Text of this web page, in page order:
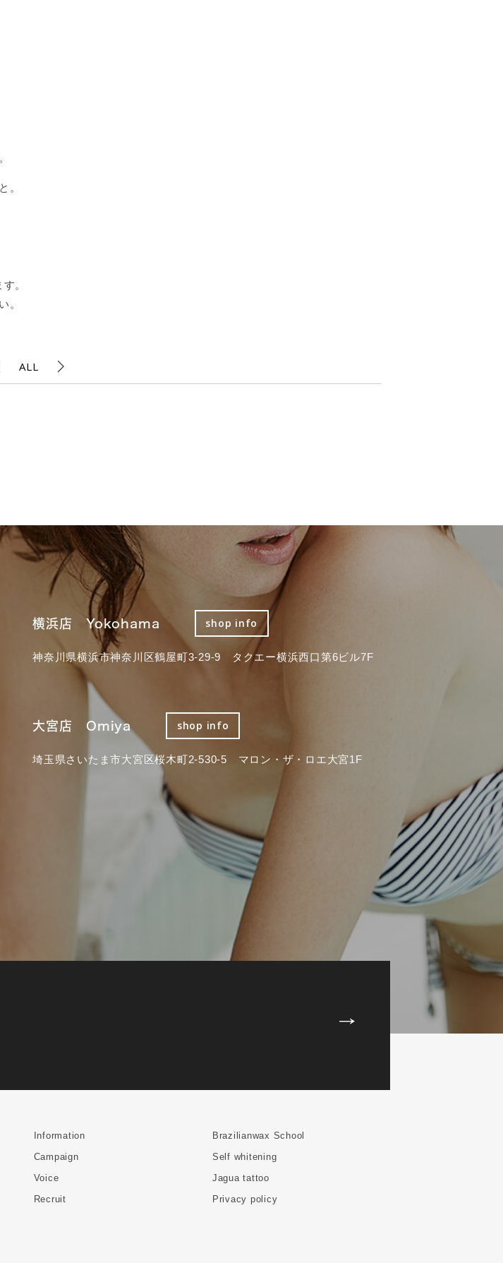
。
。
。
ALL
横浜店 Yokohama shop info
神奈川県横浜市神奈川区鶴屋町3-29-9 タクエー横浜西口第6ビル7F
大宮店 Omiya shop info
埼玉県さいたま市大宮区桜木町2-530-5 マロン・ザ・ロエ大宮1F
Information
Campaign
Voice
Recruit
Brazilianwax School
Self whitening
Jagua tattoo
Privacy policy